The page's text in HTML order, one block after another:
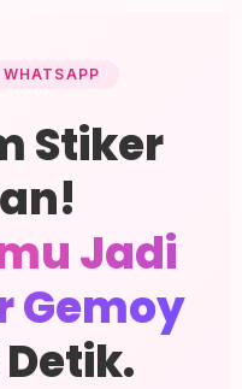
Stiker
Jadi
Gemoy